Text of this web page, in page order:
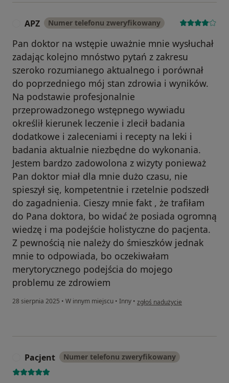
APZ Numer telefonu zweryfikowany
Pan doktor na wstępie uważnie mnie wysłuchał
zadając kolejno mnóstwo pytań z zakresu
szeroko rozumianego aktualnego i porównał
do poprzedniego mój stan zdrowia i wyników.
Na podstawie profesjonalnie
przeprowadzonego wstępnego wywiadu
określił kierunek leczenie i zlecił badania
dodatkowe i zaleceniami i recepty na leki i
badania aktualnie niezbędne do wykonania.
Jestem bardzo zadowolona z wizyty ponieważ
Pan doktor miał dla mnie dużo czasu, nie
spieszył się, kompetentnie i rzetelnie podszedł
do zagadnienia. Cieszy mnie fakt , że trafiłam
do Pana doktora, bo widać że posiada ogromną
wiedzę i ma podejście holistyczne do pacjenta.
Z pewnością nie należy do śmieszków jednak
mnie to odpowiada, bo oczekiwałam
merytorycznego podejścia do mojego
problemu ze zdrowiem
28 sierpnia 2025 • W innym miejscu • Inny • w opinii użytkownika APZ
zgłoś nadużycie
Pacjent Numer telefonu zweryfikowany